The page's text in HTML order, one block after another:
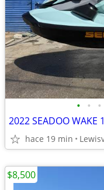
• • •
2022 SEADOO WAKE
hace 19 min
$8,500